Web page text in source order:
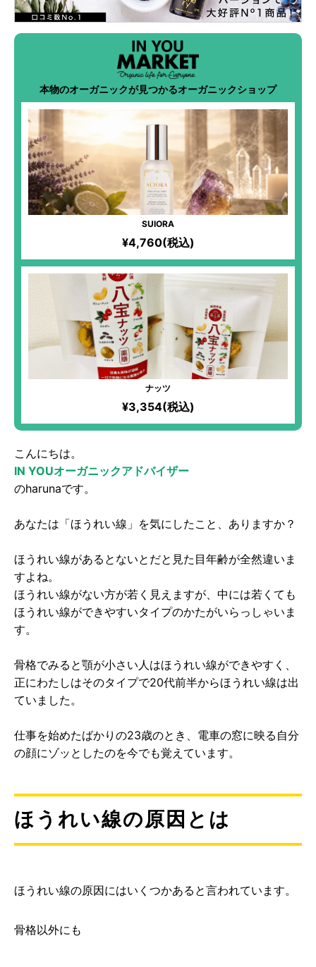
本物のオーガニックが見つかるオーガニックショップ
SUIORA
¥4,760(税込)
ナッツ
¥3,354(税込)
こんにちは。
IN YOUオーガニックアドバイザー
のharunaです。
あなたは「ほうれい線」を気にしたこと、ありますか？
ほうれい線があるとないとだと見た目年齢が全然違いま
すよね。
ほうれい線がない方が若く見えますが、中には若くても
ほうれい線ができやすいタイプのかたがいらっしゃいま
す。
骨格でみると顎が小さい人はほうれい線ができやすく、
正にわたしはそのタイプで20代前半からほうれい線は出
ていました。
仕事を始めたばかりの23歳のとき、電車の窓に映る自分
の顔にゾッとしたのを今でも覚えています。
ほうれい線の原因とは
ほうれい線の原因にはいくつかあると言われています。
骨格以外にも